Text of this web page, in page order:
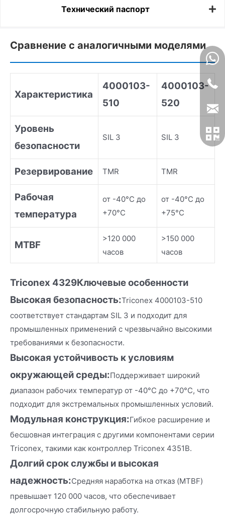
Технический паспорт
Сравнение с аналогичными моделями
Характеристика
4000103-
510
4000103-
520
Уровень
безопасности
SIL 3 SIL 3
Резервирование TMR TMR
Рабочая
температура
от -40°C до
+70°C
от -40°C до
+75°C
MTBF
>120 000
часов
>150 000
часов
Triconex 4329Ключевые особенности
Высокая безопасность:Triconex 4000103-510
соответствует стандартам SIL 3 и подходит для
промышленных применений с чрезвычайно высокими
требованиями к безопасности.
Высокая устойчивость к условиям
окружающей среды:Поддерживает широкий
диапазон рабочих температур от -40°C до +70°C, что
подходит для экстремальных промышленных условий.
Модульная конструкция:Гибкое расширение и
бесшовная интеграция с другими компонентами серии
Triconex, такими как контроллер Triconex 4351B.
Долгий срок службы и высокая
надежность:Средняя наработка на отказ (MTBF)
превышает 120 000 часов, что обеспечивает
долгосрочную стабильную работу.